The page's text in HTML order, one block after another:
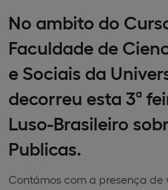
No ambito do
Faculdade de
e Sociais da
decorreu esta 3ª
Luso-Brasileiro
Publicas.
Contámos com a presença de